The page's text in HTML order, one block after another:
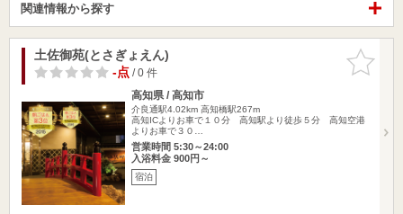
関連情報から探す
お気に入
りに追加
土佐御苑(とさぎょえん)
-点/ 0 件
高知県 / 高知市
介良通駅4.02km 高知橋駅267m
高知ICよりお車で１０分 高知駅より徒歩５分 高知空港
よりお車で３０…
営業時間 5:30～24:00
入浴料金 900円～
宿泊